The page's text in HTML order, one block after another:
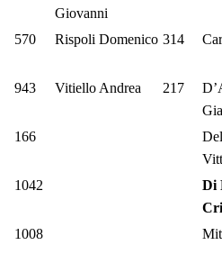
Giovanni
570 Rispoli Domenico 314
943 Vitiello Andrea 217
166
1042
Di
1008